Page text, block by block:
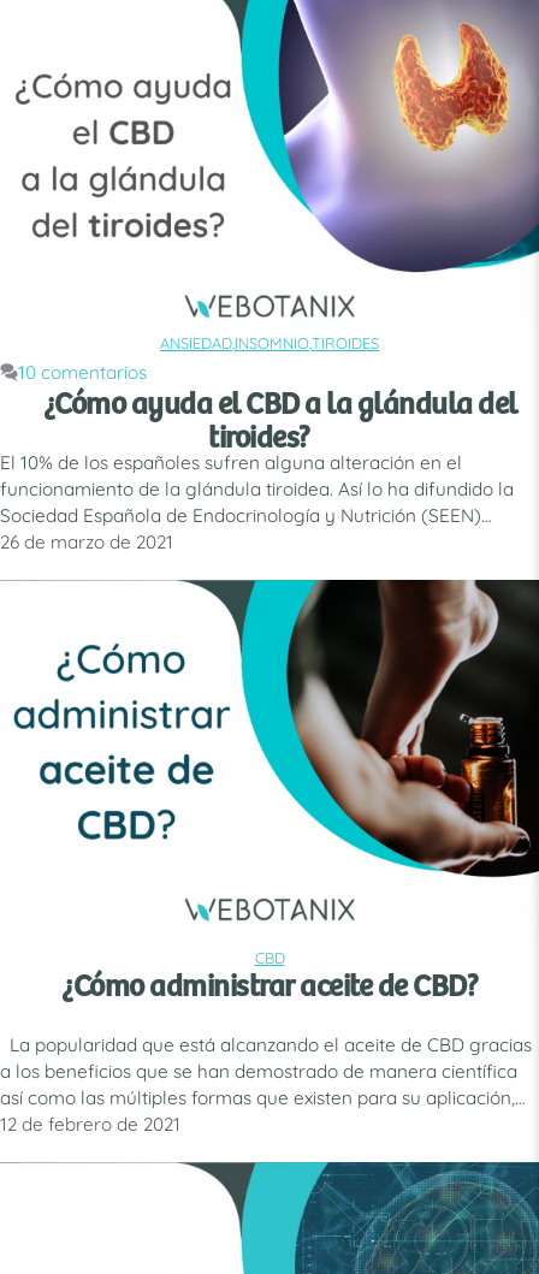
CATEGORÍAS
ANSIEDADINSOMNIOTIROIDES
10 comentarios
¿Cómo ayuda el CBD a la glándula del
tiroides?
El 10% de los españoles sufren alguna alteración en el
funcionamiento de la glándula tiroidea. Así lo ha difundido la
Sociedad Española de Endocrinología y Nutrición (SEEN)
quienes también señalan que muchas personas desconocen el
de enfermedades crónicas son tratados con medicamentos
tradicionales. Aunque, cada …
Leer más
26 de marzo de 2021
CATEGORÍAS
CBD
¿Cómo administrar aceite de CBD?
La popularidad que está alcanzando el aceite de CBD gracias
a los beneficios que se han demostrado de manera científica
así como las múltiples formas que existen para su aplicación,
hacen que muchas personas se pregunten cómo aplicarlo o
exactamente el CBD o cannabidiol, …Leer más
12 de febrero de 2021